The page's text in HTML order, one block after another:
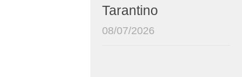
Tarantino
08/07/2026